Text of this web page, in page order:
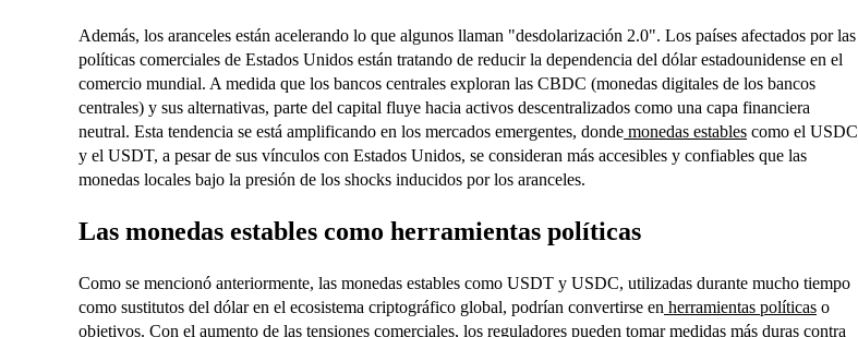
Además, los aranceles están acelerando lo que algunos llaman "desdolarización 2.0". Los países afectados por las
políticas comerciales de Estados Unidos están tratando de reducir la dependencia del dólar estadounidense en el
comercio mundial. A medida que los bancos centrales exploran las CBDC (monedas digitales de los bancos
centrales) y sus alternativas, parte del capital fluye hacia activos descentralizados como una capa financiera
neutral. Esta tendencia se está amplificando en los mercados emergentes, donde monedas estables como el USDC
y el USDT, a pesar de sus vínculos con Estados Unidos, se consideran más accesibles y confiables que las
monedas locales bajo la presión de los shocks inducidos por los aranceles.
Las monedas estables como herramientas políticas
Como se mencionó anteriormente, las monedas estables como USDT y USDC, utilizadas durante mucho tiempo
como sustitutos del dólar en el ecosistema criptográfico global, podrían convertirse en herramientas políticas o
objetivos. Con el aumento de las tensiones comerciales, los reguladores pueden tomar medidas más duras contra